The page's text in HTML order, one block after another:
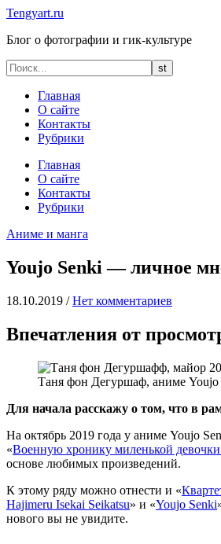
Tengyart.ru
Блог о фотографии и гик-культуре
Главная
О сайте
Контакты
Рубрики
Главная
О сайте
Контакты
Рубрики
Аниме и манга
Youjo Senki — личное
18.10.2019 / Нет комментариев
Впечатления от
Таня фон Дегуршаф, аниме Youjo
Для начала расскажу о том, что в
На октябрь 2019 года у аниме Youjo
«Военную хронику миленькой
основе любимых произведений.
К этому ряду можно отнести и «
Hajimeru Isekai Seikatsu» и «Youjo Senki
нового вы не увидите.